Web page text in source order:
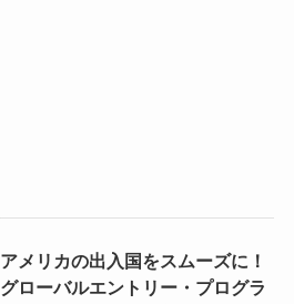
アメリカの出入国をスムーズに！
グローバルエントリー・プログラ